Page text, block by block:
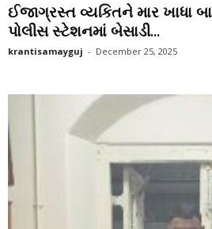
ઈજાગ્રસ્ત વ્યકિતને માર ખાધા
પોલીસ સ્ટેશનમાં બેસાડી...
krantisamayguj - December 25, 2025